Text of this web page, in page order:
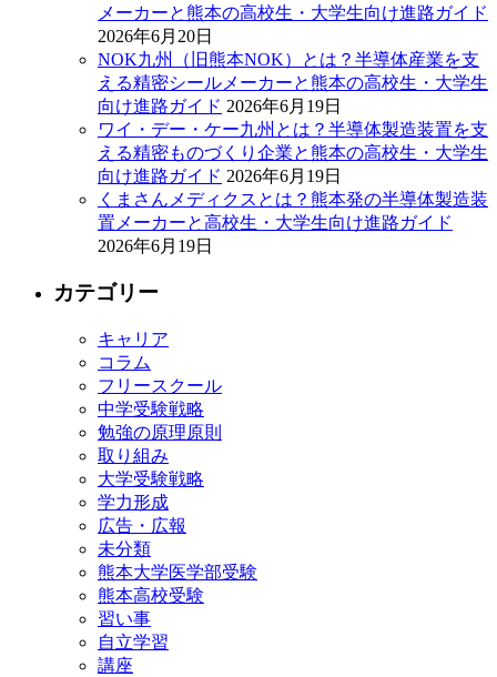
メーカーと熊本の高校生・大学生向け進路ガイド
2026年6月20日
NOK九州（旧熊本NOK）とは？半導体産業を支
える精密シールメーカーと熊本の高校生・大学生
向け進路ガイド 2026年6月19日
ワイ・デー・ケー九州とは？半導体製造装置を支
える精密ものづくり企業と熊本の高校生・大学生
向け進路ガイド 2026年6月19日
くまさんメディクスとは？熊本発の半導体製造装
置メーカーと高校生・大学生向け進路ガイド
2026年6月19日
カテゴリー
キャリア
コラム
フリースクール
中学受験戦略
勉強の原理原則
取り組み
大学受験戦略
学力形成
広告・広報
未分類
熊本大学医学部受験
熊本高校受験
習い事
自立学習
講座